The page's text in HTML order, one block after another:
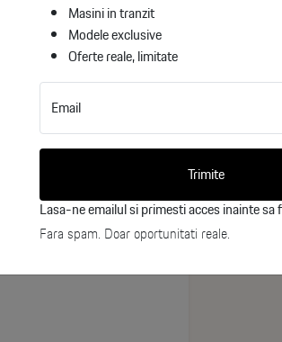
eQ4 și autonomie
cu eficiența
Masini in tranzit
Modele exclusive
Oferte reale, limitate
Email
Trimite
Lasa-ne emailul si primesti acces inainte sa
Fara spam. Doar oportunitati reale.